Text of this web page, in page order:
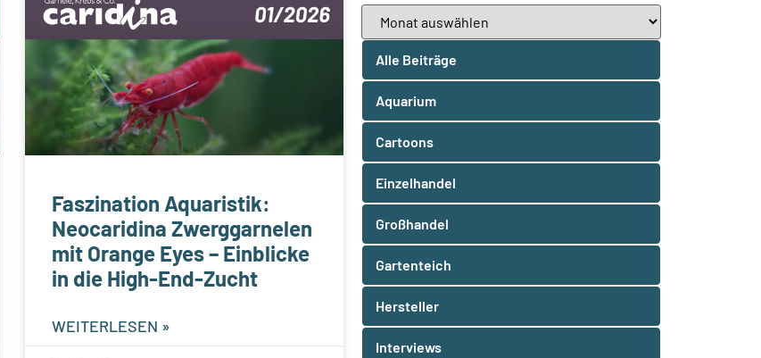
Faszination Aquaristik:
Neocaridina Zwerggarnelen
mit Orange Eyes – Einblicke
in die High-End-Zucht
WEITERLESEN »
Alle Beiträge
Aquarium
Cartoons
Einzelhandel
Großhandel
Gartenteich
Hersteller
Interviews